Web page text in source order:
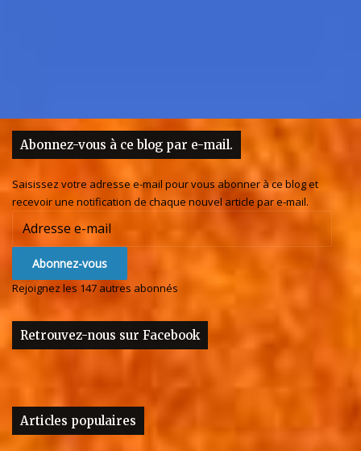
Abonnez-vous à ce blog par e-mail.
Saisissez votre adresse e-mail pour vous abonner à ce blog et
recevoir une notification de chaque nouvel article par e-mail.
Abonnez-vous
Rejoignez les 147 autres abonnés
Retrouvez-nous sur Facebook
Articles populaires